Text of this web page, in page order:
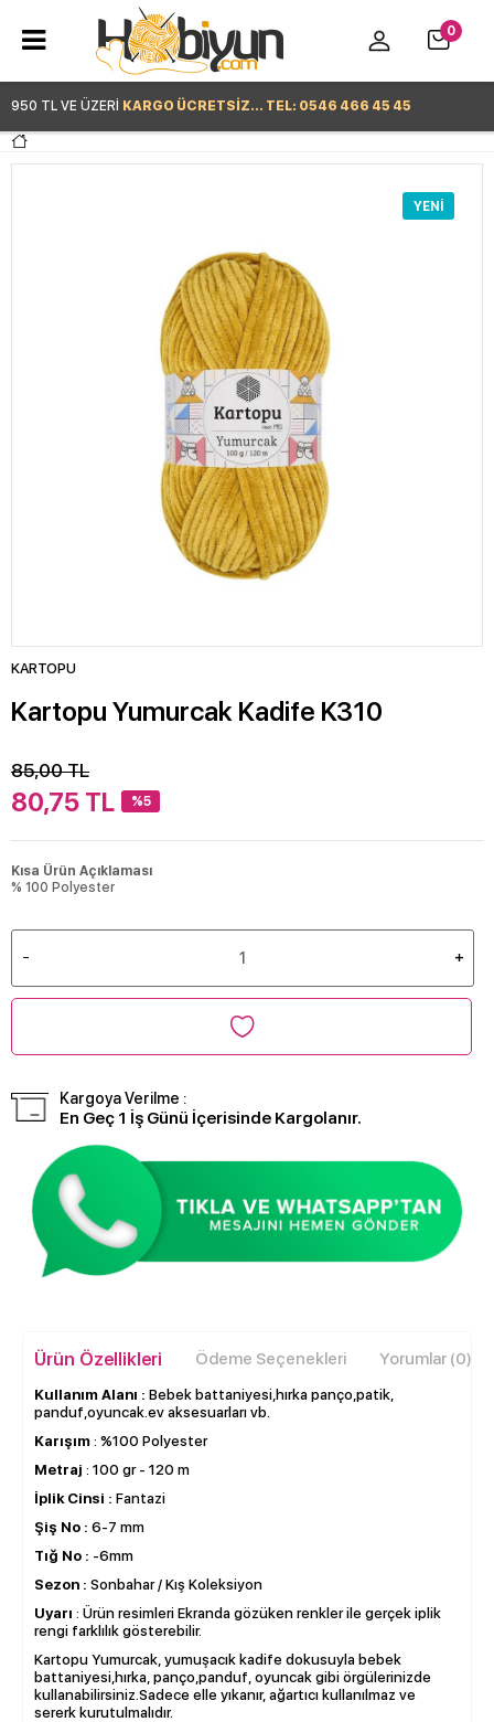
950 TL VE ÜZERİ KARGO ÜCRETSİZ... TEL: 0546 466 45 45
0
YENI
KARTOPU
Kartopu Yumurcak Kadife K310
85,00TL
80,75 TL %5
Kısa Ürün Açıklaması
% 100 Polyester
Kargoya Verilme :
En Geç 1 İş Günü İçerisinde Kargolanır.
Ürün Özellikleri Ödeme Seçenekleri Yorumlar (0)
Kullanım Alanı : Bebek battaniyesi,hırka panço,patik,
panduf,oyuncak.ev aksesuarları vb.
Karışım : %100 Polyester
Metraj : 100 gr - 120 m
İplik Cinsi : Fantazi
Şiş No : 6-7 mm
Tığ No : -6mm
Sezon : Sonbahar / Kış Koleksiyon
Uyarı : Ürün resimleri Ekranda gözüken renkler ile gerçek iplik
rengi farklılık gösterebilir.
Kartopu Yumurcak, yumuşacık kadife dokusuyla bebek
battaniyesi,hırka, panço,panduf, oyuncak gibi örgülerinizde
kullanabilirsiniz.Sadece elle yıkanır, ağartıcı kullanılmaz ve
sererk kurutulmalıdır.